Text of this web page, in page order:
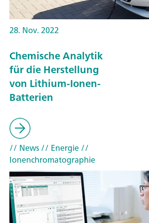
28. Nov. 2022
Chemische Analytik
für die Herstellung
von Lithium-Ionen-
Batterien
// News// Energie//
Ionenchromatographie